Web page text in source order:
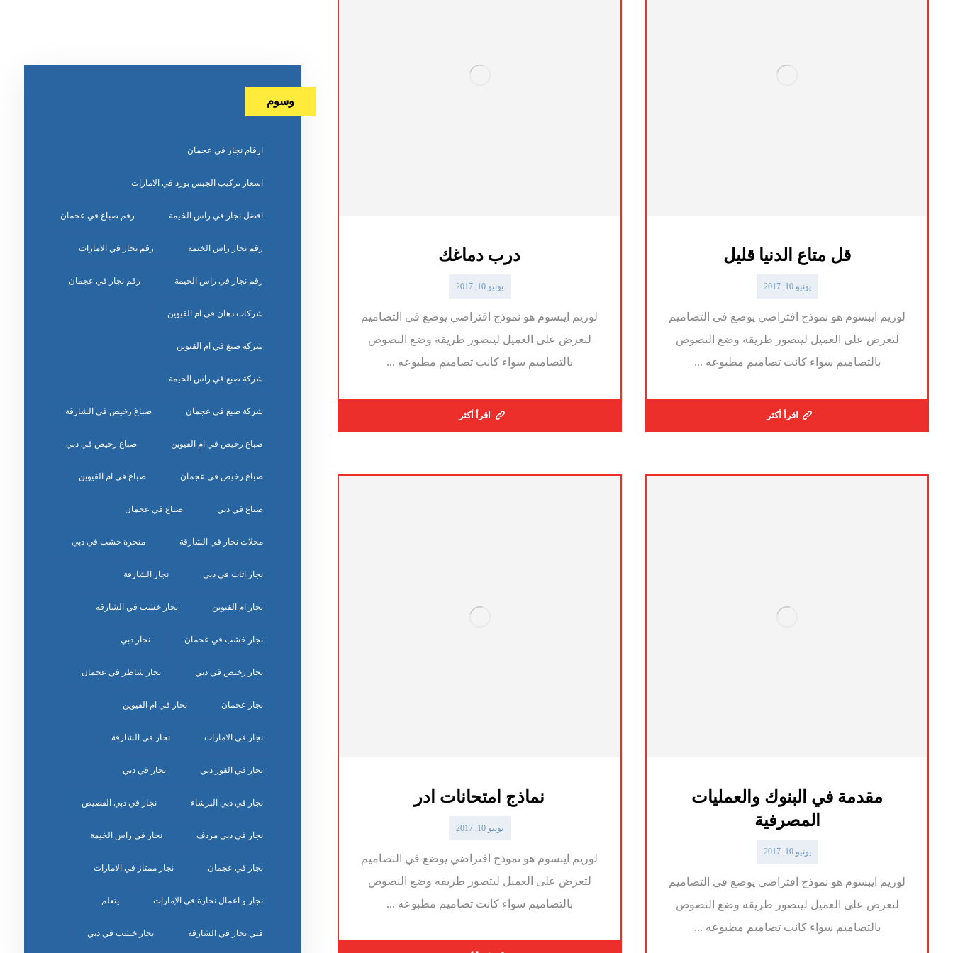
قل متاع الدنيا قليل
يونيو 10, 2017
لوريم ايبسوم هو نموذج افتراضي يوضع في التصاميم
لتعرض على العميل ليتصور طريقه وضع النصوص
بالتصاميم سواء كانت تصاميم مطبوعه ...
اقرأ أكثر
درب دماغك
يونيو 10, 2017
لوريم ايبسوم هو نموذج افتراضي يوضع في التصاميم
لتعرض على العميل ليتصور طريقه وضع النصوص
بالتصاميم سواء كانت تصاميم مطبوعه ...
اقرأ أكثر
مقدمة في البنوك والعمليات
المصرفية
يونيو 10, 2017
لوريم ايبسوم هو نموذج افتراضي يوضع في التصاميم
لتعرض على العميل ليتصور طريقه وضع النصوص
بالتصاميم سواء كانت تصاميم مطبوعه ...
نماذج امتحانات ادر
يونيو 10, 2017
لوريم ايبسوم هو نموذج افتراضي يوضع في التصاميم
لتعرض على العميل ليتصور طريقه وضع النصوص
بالتصاميم سواء كانت تصاميم مطبوعه ...
وسوم
ارقام نجار في عجمان
اسعار تركيب الجبس بورد في الامارات
افضل نجار في راس الخيمة رقم صباغ في عجمان
رقم نجار راس الخيمة رقم نجار في الامارات
رقم نجار في راس الخيمة رقم نجار في عجمان
شركات دهان في ام القيوين
شركة صبغ في ام القيوين
شركة صبغ في راس الخيمة
شركة صبغ في عجمان صباغ رخيص في الشارقة
صباغ رخيص في ام القيوين صباغ رخيص في دبي
صباغ رخيص في عجمان صباغ في ام القيوين
صباغ في دبي صباغ في عجمان
محلات نجار في الشارقة منجرة خشب في دبي
نجار اثاث في دبي نجار الشارقة
نجار ام القيوين نجار خشب في الشارقة
نجار خشب في عجمان نجار دبي
نجار رخيص في دبي نجار شاطر في عجمان
نجار عجمان نجار في ام القيوين
نجار في الامارات نجار في الشارقة
نجار في القوز دبي نجار في دبي
نجار في دبي البرشاء نجار في دبي القصيص
نجار في دبي مردف نجار في راس الخيمة
نجار في عجمان نجار ممتاز في الامارات
نجار و اعمال نجارة في الإمارات يتعلم
‏نجار خشب في دبي